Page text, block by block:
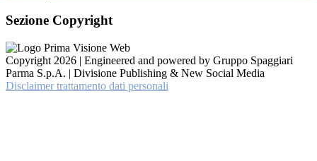
Sezione Copyright
Copyright 2026 | Engineered and powered by Gruppo Spaggiari
Parma S.p.A. | Divisione Publishing & New Social Media
Disclaimer trattamento dati personali